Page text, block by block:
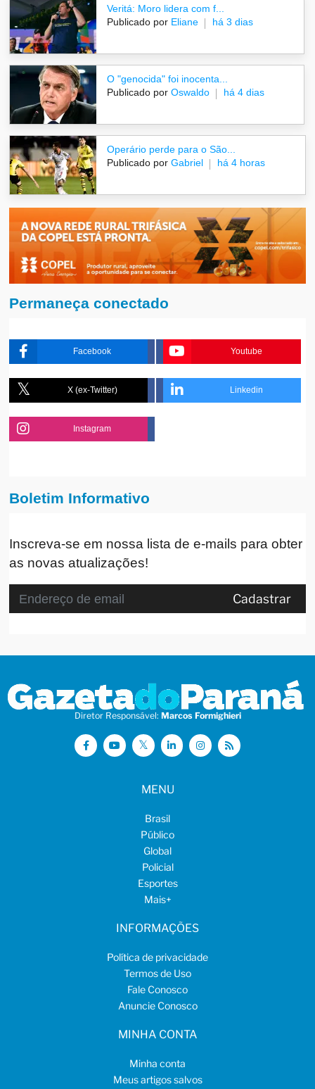
Veritá: Moro lidera com f...
Publicado por Eliane há 3 dias
O "genocida" foi inocenta...
Publicado por Oswaldo há 4 dias
Operário perde para o São...
Publicado por Gabriel há 4 horas
Permaneça conectado
Facebook Youtube
X (ex-Twitter) Linkedin
Instagram
Boletim Informativo
Inscreva-se em nossa lista de e-mails para obter
as novas atualizações!
Cadastrar
Diretor Responsável: Marcos Formighieri
MENU
Brasil
Público
Global
Policial
Esportes
Mais+
INFORMAÇÕES
Política de privacidade
Termos de Uso
Fale Conosco
Anuncie Conosco
MINHA CONTA
Minha conta
Meus artigos salvos